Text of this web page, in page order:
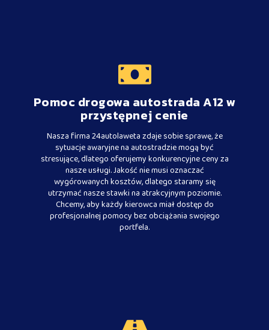
Pomoc drogowa autostrada A12 w
przystępnej cenie
Nasza firma 24autolaweta zdaje sobie sprawę, że
sytuacje awaryjne na autostradzie mogą być
stresujące, dlatego oferujemy konkurencyjne ceny za
nasze usługi. Jakość nie musi oznaczać
wygórowanych kosztów, dlatego staramy się
utrzymać nasze stawki na atrakcyjnym poziomie.
Chcemy, aby każdy kierowca miał dostęp do
profesjonalnej pomocy bez obciążania swojego
portfela.